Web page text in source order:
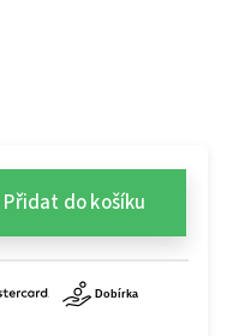
Přidat do košíku